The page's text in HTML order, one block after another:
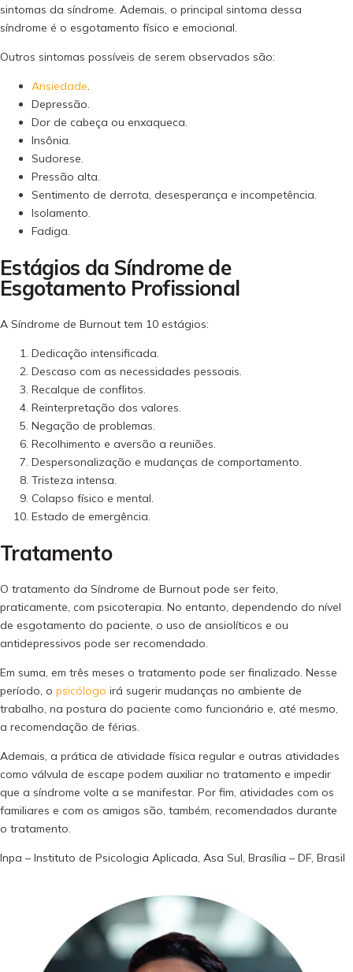
sintomas da síndrome. Ademais, o principal sintoma dessa
síndrome é o esgotamento físico e emocional.
Outros sintomas possíveis de serem observados são:
Ansiedade.
Depressão.
Dor de cabeça ou enxaqueca.
Insônia.
Sudorese.
Pressão alta.
Sentimento de derrota, desesperança e incompetência.
Isolamento.
Fadiga.
Estágios da Síndrome de
Esgotamento Profissional
A Síndrome de Burnout tem 10 estágios:
Dedicação intensificada.
Descaso com as necessidades pessoais.
Recalque de conflitos.
Reinterpretação dos valores.
Negação de problemas.
Recolhimento e aversão a reuniões.
Despersonalização e mudanças de comportamento.
Tristeza intensa.
Colapso físico e mental.
Estado de emergência.
Tratamento
O tratamento da Síndrome de Burnout pode ser feito,
praticamente, com psicoterapia. No entanto, dependendo do nível
de esgotamento do paciente, o uso de ansiolíticos e ou
antidepressivos pode ser recomendado.
Em suma, em três meses o tratamento pode ser finalizado. Nesse
período, o psicólogo irá sugerir mudanças no ambiente de
trabalho, na postura do paciente como funcionário e, até mesmo,
a recomendação de férias.
Ademais, a prática de atividade física regular e outras atividades
como válvula de escape podem auxiliar no tratamento e impedir
que a síndrome volte a se manifestar. Por fim, atividades com os
familiares e com os amigos são, também, recomendados durante
o tratamento.
Inpa – Instituto de Psicologia Aplicada, Asa Sul, Brasília – DF, Brasil